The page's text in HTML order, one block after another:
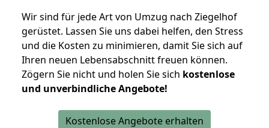
Wir sind für jede Art von Umzug nach Ziegelhof
gerüstet. Lassen Sie uns dabei helfen, den Stress
und die Kosten zu minimieren, damit Sie sich auf
Ihren neuen Lebensabschnitt freuen können.
Zögern Sie nicht und holen Sie sich kostenlose
und unverbindliche Angebote!
Kostenlose Angebote erhalten